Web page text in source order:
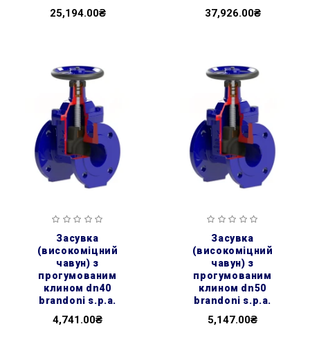
25,194.00₴ 37,926.00₴
засувка
(високоміцний
чавун) з
прогумованим
клином dn40
brandoni s.p.a.
4,741.00₴
засувка
(високоміцний
чавун) з
прогумованим
клином dn50
brandoni s.p.a.
5,147.00₴